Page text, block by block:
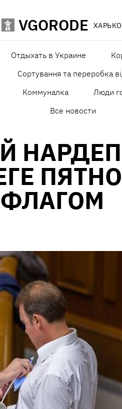
VGORODE
Отдыхать в Украине
Сортування та переробка
Коммуналка Люди
Все новости
НАРДЕП
ПЯТНО